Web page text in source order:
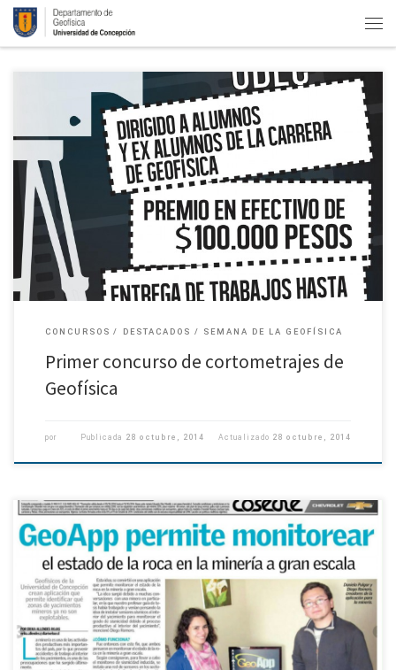
El Departamento de Geofísica de la Universidad de Concepción invita a
todos sus alumnos y ex alumnos a participar en la primera versión del
Concurso de Cortometrajes que se realizará […]
CONCURSOS DESTACADOS SEMANA DE LA GEOFÍSICA
Primer concurso de cortometrajes de
Geofísica
por Publicada 28 octubre, 2014 Actualizado 28 octubre, 2014
Este viernes se lanzará proyecto de Oceanografía Física Con un seminario
abierto a todo público, se realizará este viernes el lanzamiento del
proyecto FONDECYT de iniciación Dinámica de estriaciones y […]